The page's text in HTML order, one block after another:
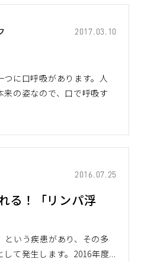
2017.03.10
つに口呼吸があります。人
の姿なので、口で呼吸す
2016.07.25
る！「リンパ浮
いう疾患があり、その多
て発生します。2016年度...